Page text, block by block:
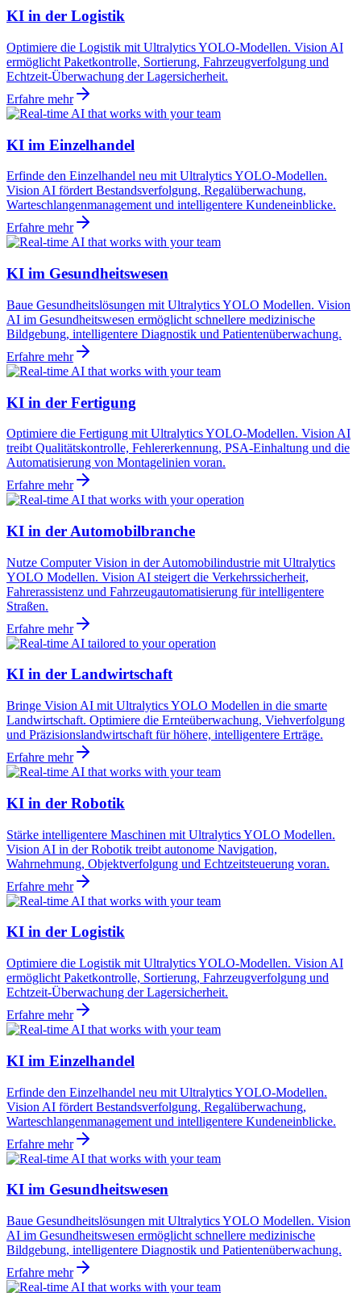
KI in der Logistik
Optimiere die Logistik mit Ultralytics YOLO-Modellen. Vision AI
ermöglicht Paketkontrolle, Sortierung, Fahrzeugverfolgung und
Echtzeit-Überwachung der Lagersicherheit.
Erfahre mehr
KI im Einzelhandel
Erfinde den Einzelhandel neu mit Ultralytics YOLO-Modellen.
Vision AI fördert Bestandsverfolgung, Regalüberwachung,
Warteschlangenmanagement und intelligentere Kundeneinblicke.
Erfahre mehr
KI im Gesundheitswesen
Baue Gesundheitslösungen mit Ultralytics YOLO Modellen. Vision
AI im Gesundheitswesen ermöglicht schnellere medizinische
Bildgebung, intelligentere Diagnostik und Patientenüberwachung.
Erfahre mehr
KI in der Fertigung
Optimiere die Fertigung mit Ultralytics YOLO-Modellen. Vision AI
treibt Qualitätskontrolle, Fehlererkennung, PSA-Einhaltung und die
Automatisierung von Montagelinien voran.
Erfahre mehr
KI in der Automobilbranche
Nutze Computer Vision in der Automobilindustrie mit Ultralytics
YOLO Modellen. Vision AI steigert die Verkehrssicherheit,
Fahrerassistenz und Fahrzeugautomatisierung für intelligentere
Straßen.
Erfahre mehr
KI in der Landwirtschaft
Bringe Vision AI mit Ultralytics YOLO Modellen in die smarte
Landwirtschaft. Optimiere die Ernteüberwachung, Viehverfolgung
und Präzisionslandwirtschaft für höhere, intelligentere Erträge.
Erfahre mehr
KI in der Robotik
Stärke intelligentere Maschinen mit Ultralytics YOLO Modellen.
Vision AI in der Robotik treibt autonome Navigation,
Wahrnehmung, Objektverfolgung und Echtzeitsteuerung voran.
Erfahre mehr
KI in der Logistik
Optimiere die Logistik mit Ultralytics YOLO-Modellen. Vision AI
ermöglicht Paketkontrolle, Sortierung, Fahrzeugverfolgung und
Echtzeit-Überwachung der Lagersicherheit.
Erfahre mehr
KI im Einzelhandel
Erfinde den Einzelhandel neu mit Ultralytics YOLO-Modellen.
Vision AI fördert Bestandsverfolgung, Regalüberwachung,
Warteschlangenmanagement und intelligentere Kundeneinblicke.
Erfahre mehr
KI im Gesundheitswesen
Baue Gesundheitslösungen mit Ultralytics YOLO Modellen. Vision
AI im Gesundheitswesen ermöglicht schnellere medizinische
Bildgebung, intelligentere Diagnostik und Patientenüberwachung.
Erfahre mehr